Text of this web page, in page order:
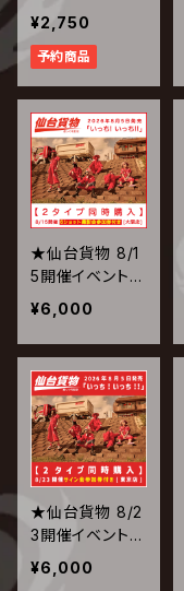
ON【Type-A】
¥2,750
予約商品
★仙台貨物 8/1
5開催イベント専
用商品★ 2026.
08.05 仙台貨物
/ いっち! いっち!!
【6ショット撮影
会参加権付】
¥6,000
★仙台貨物 8/2
3開催イベント専
用商品★ 2026.
08.05 仙台貨物
¥6,000